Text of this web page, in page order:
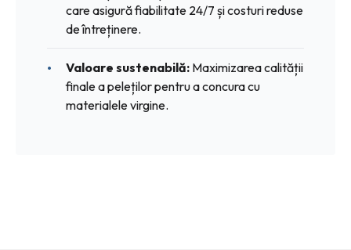
care asigură fiabilitate 24/7 și costuri reduse
de întreținere.
Valoare sustenabilă: Maximizarea calității
finale a peleților pentru a concura cu
materialele virgine.